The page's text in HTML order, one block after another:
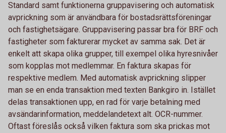
Standard samt funktionerna gruppavisering och automatisk
avprickning som är användbara för bostadsrättsföreningar
och fastighetsägare. Gruppavisering passar bra för BRF och
fastigheter som fakturerar mycket av samma sak. Det är
enkelt att skapa olika grupper, till exempel olika hyresnivåer
som kopplas mot medlemmar. En faktura skapas för
respektive medlem. Med automatisk avprickning slipper
man se en enda transaktion med texten Bankgiro in. Istället
delas transaktionen upp, en rad för varje betalning med
avsändarinformation, meddelandetext alt. OCR-nummer.
Oftast föreslås också vilken faktura som ska prickas mot